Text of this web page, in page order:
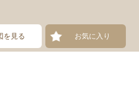
を見る お気に入り